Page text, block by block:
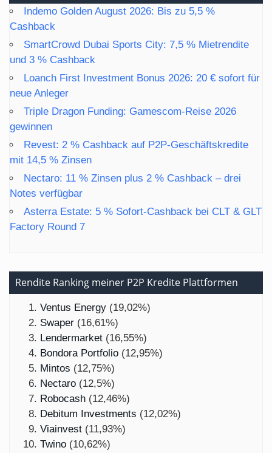
Indemo Golden August 2026: Bis zu 5,5 %
Cashback
SmartCrowd Dubai Sports City: 7,5 % Mietrendite
und 3 % Cashback
Loanch First Investment Bonus 2026: 20 € sofort für
neue Anleger
Triple Dragon Funding: Gamescom-Reise 2026
gewinnen
Revest: 2 % Cashback auf P2P-Geschäftskredite
mit 14,5 % Zinsen
Nectaro: 11 % Zinsen plus 2 % Cashback – drei
Notes verfügbar
Asterra Estate: 5 % Sofort-Cashback bei CLT & GLT
Factory Round 7
Rendite Ranking meiner P2P Kredite Plattformen
Ventus Energy (19,02%)
Swaper (16,61%)
Lendermarket (16,55%)
Bondora Portfolio (12,95%)
Mintos (12,75%)
Nectaro (12,5%)
Robocash (12,46%)
Debitum Investments (12,02%)
Viainvest (11,93%)
Twino (10,62%)